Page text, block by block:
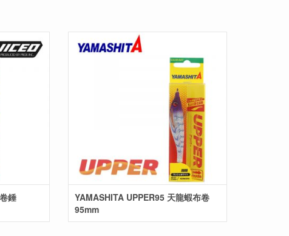
錘
YAMASHITA UPPER95 天龍蝦布卷
95mm